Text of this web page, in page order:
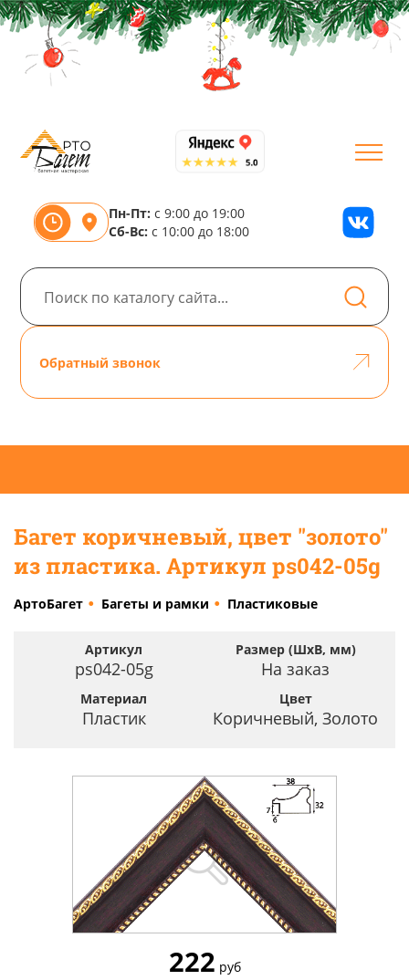
Пн-Пт: с 9:00 до 19:00
Сб-Вс: с 10:00 до 18:00
Обратный звонок
Багет коричневый, цвет "золото"
из пластика. Артикул ps042-05g
АртоБагет Багеты и рамки Пластиковые
Артикул
ps042-05g
Размер (ШхВ, мм)
На заказ
Материал
Пластик
Цвет
Коричневый, Золото
222 руб